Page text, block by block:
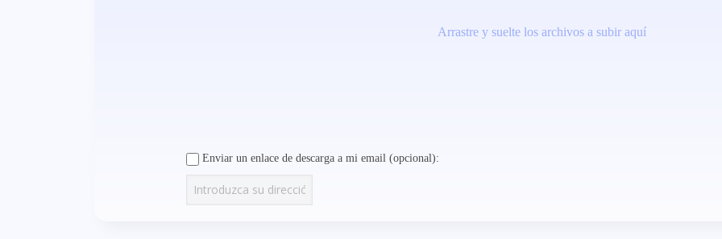
Arrastre y suelte los archivos a subir aquí
Enviar un enlace de descarga a mi email (opcional):